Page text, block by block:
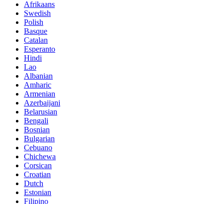
Afrikaans
Swedish
Polish
Basque
Catalan
Esperanto
Hindi
Lao
Albanian
Amharic
Armenian
Azerbaijani
Belarusian
Bengali
Bosnian
Bulgarian
Cebuano
Chichewa
Corsican
Croatian
Dutch
Estonian
Filipino